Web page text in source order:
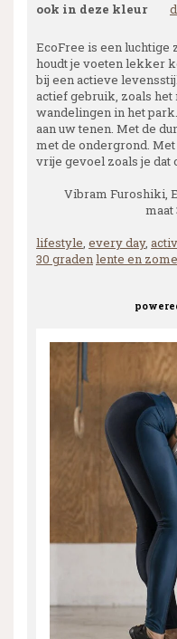
ook in deze kleur
EcoFree is een luchtige
houdt je voeten lekker
bij een actieve
actief gebruik, zoals
wandelingen in het
aan uw tenen. Met de
met de ondergrond.
vrije gevoel zoals je dat
Vibram Furoshiki,
lifestyle, every day,
30 gradenlente en